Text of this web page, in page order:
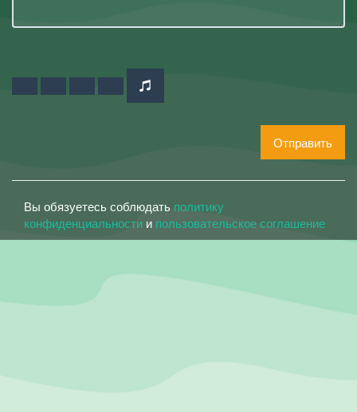
Отправить
Вы обязуетесь соблюдать политику
конфиденциальности и пользовательское соглашение